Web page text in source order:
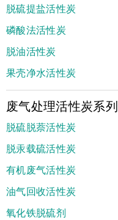
脱硫提盐活性炭
磷酸法活性炭
脱油活性炭
果壳净水活性炭
废气处理活性炭系列
脱硫脱萘活性炭
脱汞载硫活性炭
有机废气活性炭
油气回收活性炭
氧化铁脱硫剂